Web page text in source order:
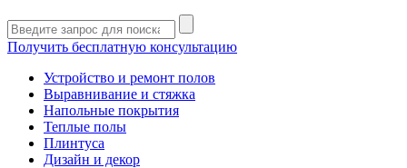
Получить бесплатную консультацию
Устройство и ремонт полов
Выравнивание и стяжка
Напольные покрытия
Теплые полы
Плинтуса
Дизайн и декор